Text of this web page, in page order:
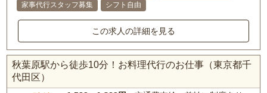
家事代行スタッフ募集
シフト自由
この求人の詳細を見る
秋葉原駅から徒歩10分！お料理代行のお仕事（東京都千
代田区）